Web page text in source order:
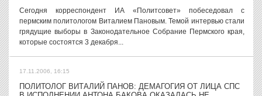
Сегодня корреспондент ИА «Политсовет» побеседовал с
пермским политологом Виталием Пановым. Темой интервью стали
грядущие выборы в Законодательное Собрание Пермского края,
которые состоятся 3 декабря...
17.11.2006, 16:15
ПОЛИТОЛОГ ВИТАЛИЙ ПАНОВ: ДЕМАГОГИЯ ОТ ЛИЦА СПС